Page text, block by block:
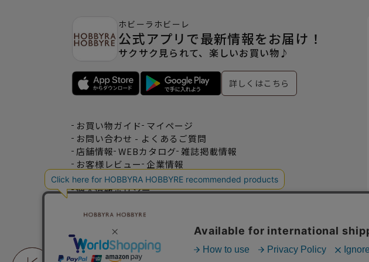
ホビーラホビーレ
公式アプリで最新情報をお届け！
サクサク見られて、楽しいお買い物♪
詳しくはこちら
お買い物ガイド マイページ
お問い合わせ - よくあるご質問
店舗情報 WEBカタログ 雑誌掲載情報
お客様レビュー 企業情報
特定商取引法表記 利用規約
個人情報ポリシー
おトクな情報♪メルマガ登録